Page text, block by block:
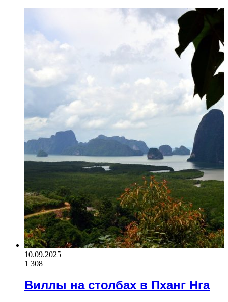
10.09.2025
1 308
Виллы на столбах в Пханг Нга